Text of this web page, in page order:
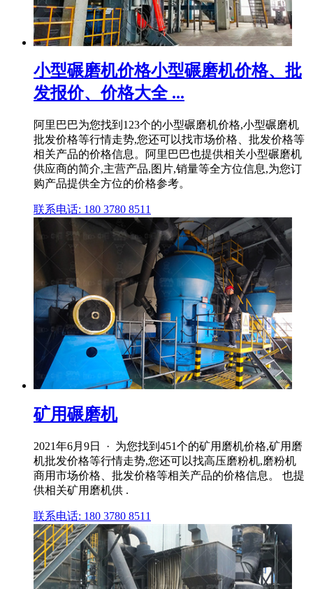
小型碾磨机价格小型碾磨机价格、批
发报价、价格大全 ...
阿里巴巴为您找到123个的小型碾磨机价格,小型碾磨机
批发价格等行情走势,您还可以找市场价格、批发价格等
相关产品的价格信息。阿里巴巴也提供相关小型碾磨机
供应商的简介,主营产品,图片,销量等全方位信息,为您订
购产品提供全方位的价格参考。
联系电话: 180 3780 8511
矿用碾磨机
2021年6月9日 · 为您找到451个的矿用磨机价格,矿用磨
机批发价格等行情走势,您还可以找高压磨粉机,磨粉机
商用市场价格、批发价格等相关产品的价格信息。 也提
供相关矿用磨机供 .
联系电话: 180 3780 8511